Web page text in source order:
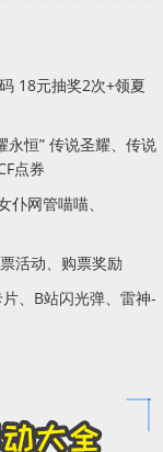
18元抽奖2次+领夏
永恒” 传说圣耀、传说
点券
仆网管喵喵、
活动、购票奖励
、B站闪光弹、雷神-